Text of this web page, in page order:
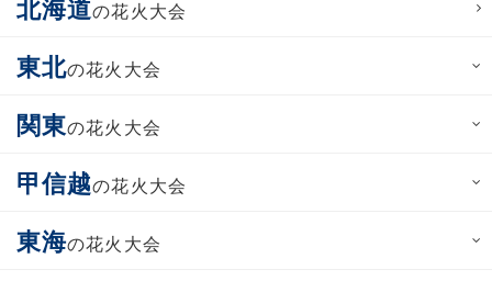
北海道の花火大会
東北の花火大会
関東の花火大会
甲信越の花火大会
東海の花火大会